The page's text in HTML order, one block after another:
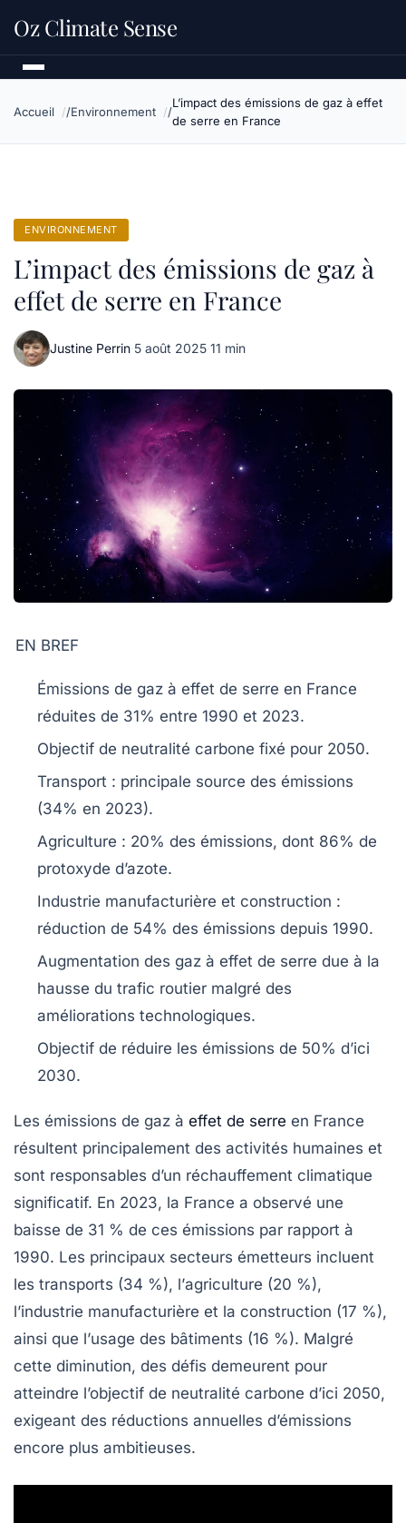
Oz Climate Sense
Accueil Environnement
L’impact des émissions de gaz à effet
de serre en France
ENVIRONNEMENT
L’impact des émissions de gaz à
effet de serre en France
Justine Perrin·5 août 2025·11 min
EN BREF
Émissions de gaz à effet de serre en France
réduites de 31% entre 1990 et 2023.
Objectif de neutralité carbone fixé pour 2050.
Transport : principale source des émissions
(34% en 2023).
Agriculture : 20% des émissions, dont 86% de
protoxyde d’azote.
Industrie manufacturière et construction :
réduction de 54% des émissions depuis 1990.
Augmentation des gaz à effet de serre due à la
hausse du trafic routier malgré des
améliorations technologiques.
Objectif de réduire les émissions de 50% d’ici
2030.
Les émissions de gaz à effet de serre en France
résultent principalement des activités humaines et
sont responsables d’un réchauffement climatique
significatif. En 2023, la France a observé une
baisse de 31 % de ces émissions par rapport à
1990. Les principaux secteurs émetteurs incluent
les transports (34 %), l’agriculture (20 %),
l’industrie manufacturière et la construction (17 %),
ainsi que l’usage des bâtiments (16 %). Malgré
cette diminution, des défis demeurent pour
atteindre l’objectif de neutralité carbone d’ici 2050,
exigeant des réductions annuelles d’émissions
encore plus ambitieuses.